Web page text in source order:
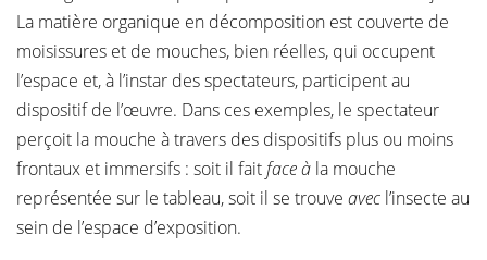
La matière organique en décomposition est couverte de
moisissures et de mouches, bien réelles, qui occupent
l’espace et, à l’instar des spectateurs, participent au
dispositif de l’œuvre. Dans ces exemples, le spectateur
perçoit la mouche à travers des dispositifs plus ou moins
frontaux et immersifs : soit il fait face à la mouche
représentée sur le tableau, soit il se trouve avec l’insecte au
sein de l’espace d’exposition.